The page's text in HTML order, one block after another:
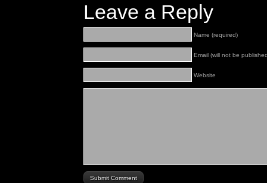
Leave a Reply
Name (required)
Email (will not be
Website